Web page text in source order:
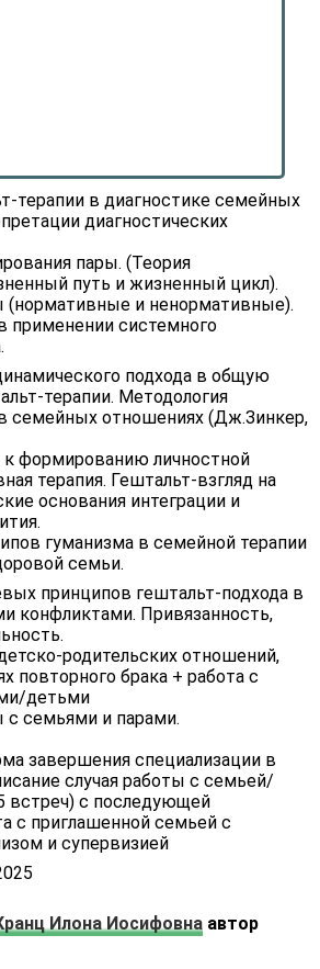
терапии в диагностике семейных
диагностических
пары. (Теория
путь и жизненный цикл).
и ненормативные).
применении системного
подхода в общую
терапии. Методология
семейных отношениях (Дж.Зинкер,
к формированию личностной
терапия. Гештальт-взгляд на
основания интеграции и
гуманизма в семейной терапии
семьи.
принципов гештальт-подхода в
конфликтами. Привязанность,
родительских отношений,
повторного брака + работа с
детьми
с семьями и парами.
завершения специализации в
случая работы с семьей/
встреч) с последующей
с приглашенной семьей с
и супервизией
Илона Иосифовна автор